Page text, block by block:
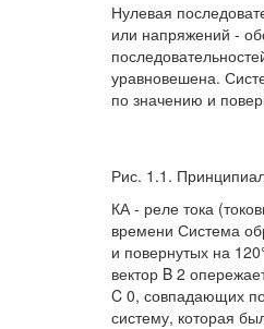
Нулевая
или напряжений -
уравновешена.
по значению и
Рис. 1.1.
КА - реле тока
времени Система
и повернутых на
вектор B 2
C 0, совпадающих
систему, которая